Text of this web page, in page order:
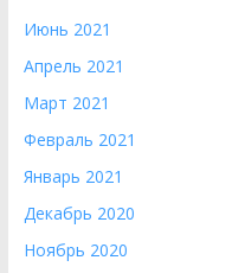
Июнь 2021
Апрель 2021
Март 2021
Февраль 2021
Январь 2021
Декабрь 2020
Ноябрь 2020